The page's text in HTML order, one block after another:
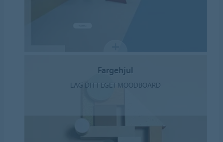
Fargehjul
LAG DITT EGET MOODBOARD